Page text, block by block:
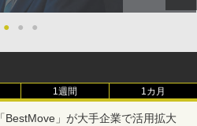
●
● ●
1週間 1カ月
BestMove」が大手企業で活用拡大